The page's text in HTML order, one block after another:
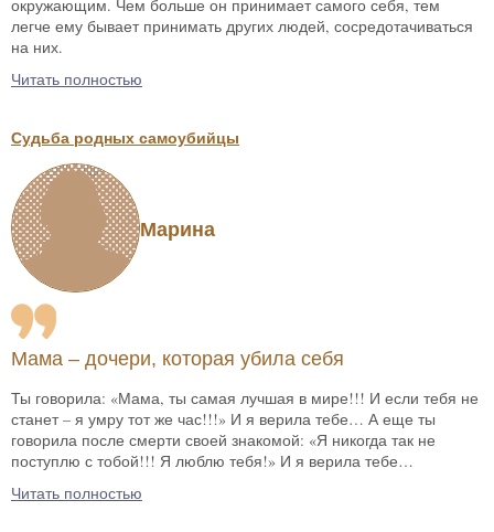
окружающим. Чем больше он принимает самого себя, тем
легче ему бывает принимать других людей, сосредотачиваться
на них.
Читать полностью
Судьба родных самоубийцы
Марина
Мама – дочери, которая убила себя
Ты говорила: «Мама, ты самая лучшая в мире!!! И если тебя не
станет – я умру тот же час!!!» И я верила тебе… А еще ты
говорила после смерти своей знакомой: «Я никогда так не
поступлю с тобой!!! Я люблю тебя!» И я верила тебе…
Читать полностью